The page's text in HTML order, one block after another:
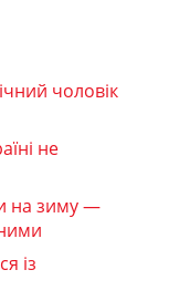
чоловік
не
на зиму —
із